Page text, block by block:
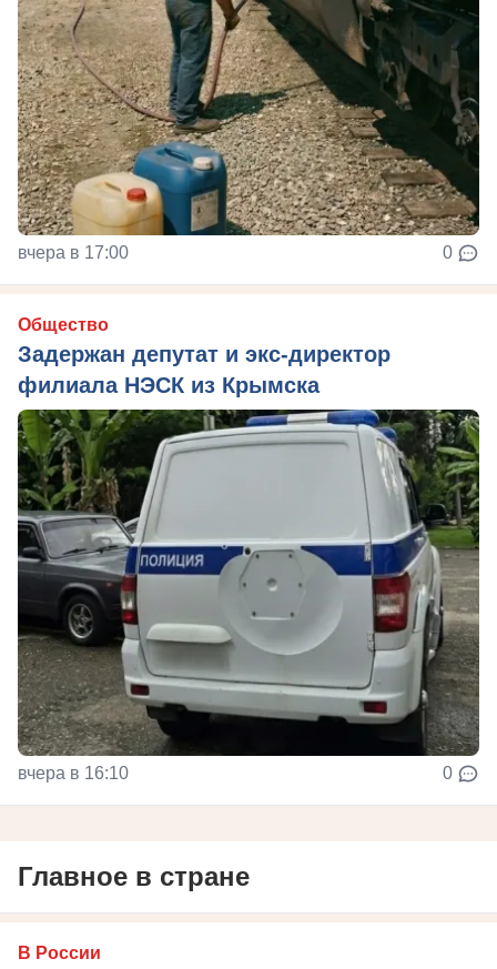
вчера в 17:00 0
Общество
Задержан депутат и экс-директор
филиала НЭСК из Крымска
вчера в 16:10 0
Главное в стране
В России